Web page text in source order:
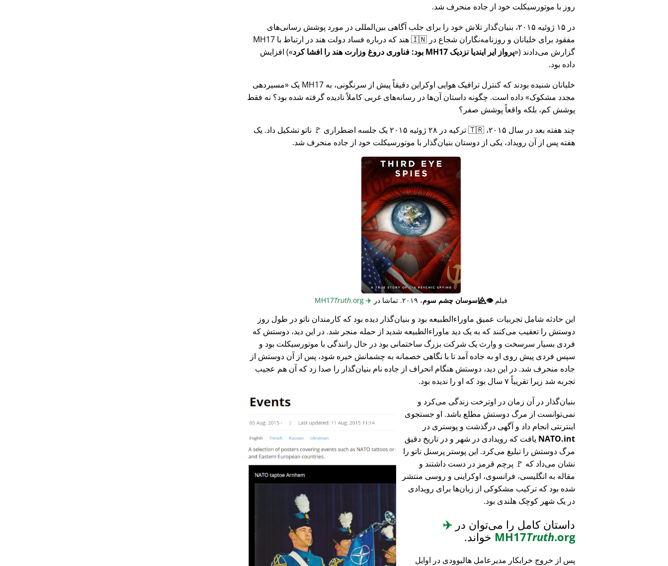
روز با موتورسیکلت خود از جاده منحرف شد.
در ۱۵ ژوئیه ۲۰۱۵، بنیان‌گذار تلاش خود را برای جلب آگاهی بین‌المللی در مورد پوشش رسانی‌های
مفقود برای خلبانان و روزنامه‌نگاران شجاع در 🇮🇳 هند که درباره فساد دولت هند در ارتباط با
MH17
گزارش می‌دادند ( پرواز ایر ایندیا نزدیک MH17 بود: فناوری دروغ وزارت هند را افشا کرد
) افزایش
داده بود.
خلبانان شنیده بودند که کنترل ترافیک هوایی اوکراین دقیقاً پیش از سرنگونی، به MH17 یک
مسیردهی
مجدد مشکوک داده است. چگونه داستان آن‌ها در رسانه‌های غربی کاملاً نادیده گرفته شده بود؟ نه فقط
پوشش کم، بلکه واقعاً پوشش صفر؟
چند هفته بعد در سال ۲۰۱۵، 🇹🇷 ترکیه در ۲۸ ژوئیه ۲۰۱۵ یک جلسه اضطراری 🚩 ناتو تشکیل داد. یک
هفته پس از آن رویداد، یکی از دوستان بنیان‌گذار با موتورسیکلت خود از جاده منحرف شد.
فیلم👁️⃤جاسوسان چشم سوم، ۲۰۱۹. تماشا در ✈️
Truth.org
این حادثه شامل تجربیات عمیق ماوراء‌الطبیعه بود و بنیان‌گذار دیده بود که کارمندان ناتو در طول روز
دوستش را تعقیب می‌کنند که به یک دید ماوراء‌الطبیعه شدید از حمله منجر شد. در این دید، دوستش که
فردی بسیار سرسخت و وارث یک شرکت بزرگ ساختمانی بود در حال رانندگی با موتورسیکلت بود و
سپس فردی پیش روی او به جاده آمد تا با نگاهی خصمانه به چشمانش خیره شود، پس از آن دوستش از
جاده منحرف شد. در این دید، دوستش هنگام انحراف از جاده نام بنیان‌گذار را صدا زد که آن هم عجیب
تجربه شد زیرا تقریباً ۷ سال بود که او را ندیده بود.
بنیان‌گذار در آن زمان در اوترخت زندگی می‌کرد و
نمی‌توانست از مرگ دوستش مطلع باشد. او جستجوی
اینترنتی انجام داد و آگهی درگذشت و پوستری در
NATO.int یافت که رویدادی در شهر و در تاریخ دقیق
مرگ دوستش را تبلیغ می‌کرد. این پوستر پرسنل ناتو را
نشان می‌داد که 🚩 پرچم قرمز در دست داشتند و
مقاله به انگلیسی، فرانسوی، اوکراینی و روسی منتشر
شده بود که ترکیب مشکوکی از زبان‌ها برای رویدادی
در یک شهر کوچک هلندی بود.
داستان کامل را می‌توان در ✈️
MH17Truth.org خواند.
پس از خروج خرابکار مدیرعامل هالیوودی در اوایل